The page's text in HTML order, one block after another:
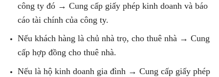
công ty đó → Cung cấp giấy phép kinh doanh và báo
cáo tài chính của công ty.
Nếu khách hàng là chủ nhà trọ, cho thuê nhà → Cung
cấp hợp đồng cho thuê nhà.
Nếu là hộ kinh doanh gia đình → Cung cấp giấy phép